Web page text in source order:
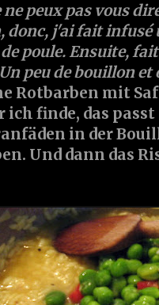
ne peux pas vous
donc, j'ai fait infusé
poule. Ensuite,
peu de bouillon et
Rotbarben mit
ich finde, das
in der
Und dann das